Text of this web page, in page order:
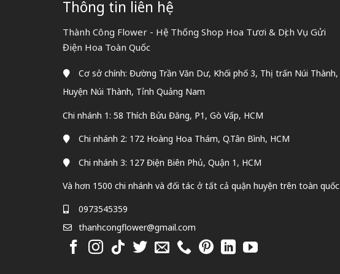
Thông tin liên hệ
Thành Công Flower - Hệ Thống Shop Hoa Tươi & Dịch Vụ Gửi
Điện Hoa Toàn Quốc
Cơ sở chính: Đường Trần Văn Dư, Khối phố 3, Thị trấn Núi Thành,
Huyện Núi Thành, Tỉnh Quảng Nam
Chi nhánh 1: 58 Thích Bửu Đăng, P1, Gò Vấp, HCM
Chi nhánh 2: 172 Hoàng Hoa Thám, Q.Tân Bình, HCM
Chi nhánh 3: 127 Điện Biên Phủ, Quận 1, HCM
Và hơn 1500 chi nhánh và đối tác ở tất cả quận huyện trên toàn quốc
0973545359
thanhcongflower@gmail.com